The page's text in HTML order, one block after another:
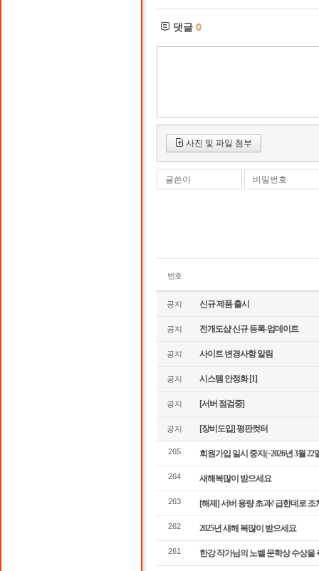
댓글 0
사진 및 파일 첨부
글쓴이 비밀번호
번호
공지 신규 제품 출시
공지 전개도샵 신규 등록-업데이트
공지 사이트 변경사항 알림
공지 시스템 안정화 [1]
공지 [서버 점검중]
공지 [장비도입] 평판컷터
265 회원가입 일시 중지(~2026년 3월 22
264 새해복많이 받으세요
263 [해제] 서버 용량 초과// 급한데로 조
262 2025년 새해 복많이 받으세요
261 한강 작가님의 노벨 문학상 수상을